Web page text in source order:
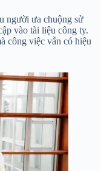
người ưa chuộng sử
vào tài liệu công ty.
công việc vẫn có hiệu